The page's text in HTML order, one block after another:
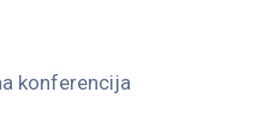
konferencija